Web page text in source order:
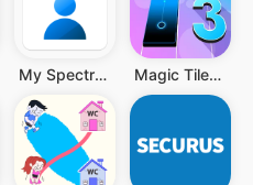
My Spectrum Magic Tiles 3: Jogo de Piano